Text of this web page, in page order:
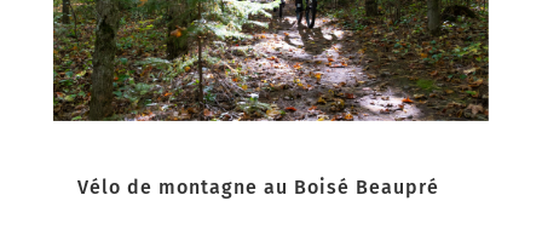
Vélo de montagne au Boisé Beaupré